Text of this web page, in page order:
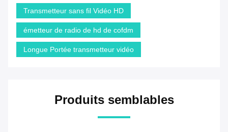
Transmetteur sans fil Vidéo HD
émetteur de radio de hd de cofdm
Longue Portée transmetteur vidéo
Produits semblables